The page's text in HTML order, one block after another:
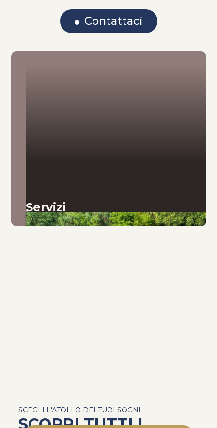
Contattaci
Servizi
SCEGLI L'ATOLLO DEI TUOI SOGNI
SCOPRI TUTTI I